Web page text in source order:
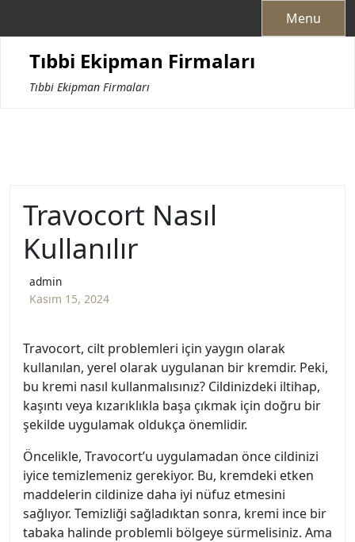
Menu
Tıbbi Ekipman Firmaları
Tıbbi Ekipman Firmaları
Travocort Nasıl
Kullanılır
admin
Kasım 15, 2024
Travocort, cilt problemleri için yaygın olarak
kullanılan, yerel olarak uygulanan bir kremdir. Peki,
bu kremi nasıl kullanmalısınız? Cildinizdeki iltihap,
kaşıntı veya kızarıklıkla başa çıkmak için doğru bir
şekilde uygulamak oldukça önemlidir.
Öncelikle, Travocort’u uygulamadan önce cildinizi
iyice temizlemeniz gerekiyor. Bu, kremdeki etken
maddelerin cildinize daha iyi nüfuz etmesini
sağlıyor. Temizliği sağladıktan sonra, kremi ince bir
tabaka halinde problemli bölgeye sürmelisiniz. Ama